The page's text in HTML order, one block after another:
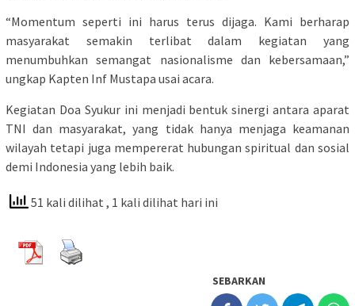
“Momentum seperti ini harus terus dijaga. Kami berharap
masyarakat semakin terlibat dalam kegiatan yang
menumbuhkan semangat nasionalisme dan kebersamaan,”
ungkap Kapten Inf Mustapa usai acara.
Kegiatan Doa Syukur ini menjadi bentuk sinergi antara aparat
TNI dan masyarakat, yang tidak hanya menjaga keamanan
wilayah tetapi juga mempererat hubungan spiritual dan sosial
demi Indonesia yang lebih baik.
51 kali dilihat , 1 kali dilihat hari ini
SEBARKAN